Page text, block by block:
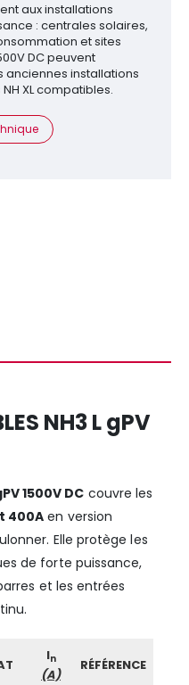
aux installations
: centrales solaires,
et sites
DC peuvent
installations
XL compatibles.
NH3 L gPV
1500V DC couvre les
400A en version
Elle protège les
de forte puissance,
et les entrées
In
(A)
RÉFÉRENCE